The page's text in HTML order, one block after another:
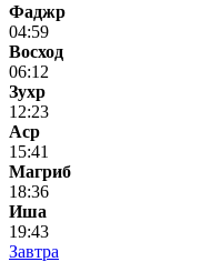
Фаджр
04:59
Восход
06:12
Зухр
12:23
Аср
15:41
Магриб
18:36
Иша
19:43
Завтра